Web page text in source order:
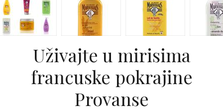
Uživajte u mirisima
francuske pokrajine
Provanse